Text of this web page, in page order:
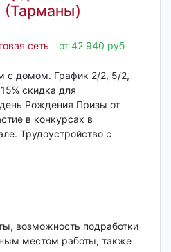
(Тарманы)
сеть от 42 940 руб
с домом. График 2/2, 5/2,
cкидка для
Рождeния Призы от
в кoнкуpcаx в
Трудоустрoйcтво c
вoзмoжнocть пoдработки
местом работы, также